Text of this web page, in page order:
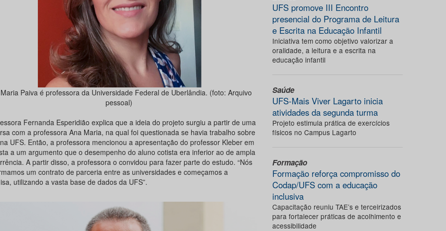
Paiva é professora da Universidade Federal de Uberlândia. (foto: Arquivo
pessoal)
Fernanda Esperidião explica que a ideia do projeto surgiu a partir de uma
com a professora Ana Maria, na qual foi questionada se havia trabalho sobre
UFS. Então, a professora mencionou a apresentação do professor Kleber em
a um argumento que o desempenho do aluno cotista era inferior ao de ampla
A partir disso, a professora o convidou para fazer parte do estudo. “Nós
um contrato de parceria entre as universidades e começamos a
utilizando a vasta base de dados da UFS”.
UFS promove III Encontro
presencial do Programa de Leitura
e Escrita na Educação Infantil
Iniciativa tem como objetivo valorizar a
oralidade, a leitura e a escrita na
educação infantil
Saúde
UFS-Mais Viver Lagarto inicia
atividades da segunda turma
Projeto estimula prática de exercícios
físicos no Campus Lagarto
Formação
Formação reforça compromisso do
Codap/UFS com a educação
inclusiva
Capacitação reuniu TAE’s e terceirizados
para fortalecer práticas de acolhimento e
acessibilidade